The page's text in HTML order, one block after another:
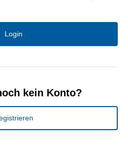
Login
kein Konto?